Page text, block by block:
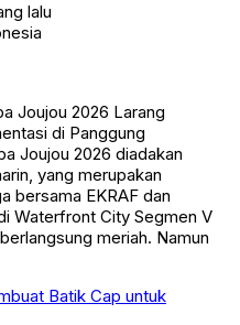
lalu
Joujou 2026 Larang
di Panggung
Joujou 2026 diadakan
yang merupakan
bersama EKRAF dan
Waterfront City Segmen V
meriah. Namun